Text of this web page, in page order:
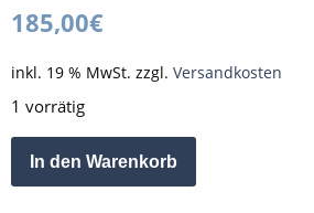
185,00€
inkl. 19 % MwSt. zzgl. Versandkosten
1 vorrätig
In den Warenkorb